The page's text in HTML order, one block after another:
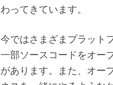
わってきています。
今ではさまざまプラット
一部ソースコードをオー
があります。また、オー